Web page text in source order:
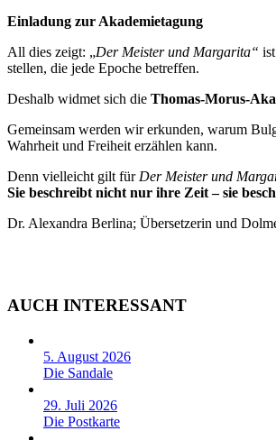
Einladung zur Akademietagung
All dies zeigt: „Der Meister und Margarita“
stellen, die jede Epoche betreffen.
Deshalb widmet sich die Thomas-Morus-
Gemeinsam werden wir erkunden, warum
Wahrheit und Freiheit erzählen kann.
Denn vielleicht gilt fürDer Meister und
Sie beschreibt nicht nur ihre Zeit – sie
Dr. Alexandra Berlina; Übersetzerin und
AUCH INTERESSANT
5. August 2026
Die Sandale
29. Juli 2026
Die Postkarte